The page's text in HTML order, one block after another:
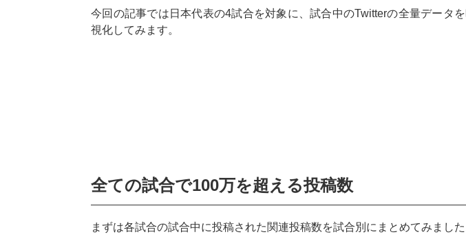
今回の記事では日本代表の4試合を対象に、試合中のTwitterの全量データ
視化してみます。
全ての試合で100万を超える投稿数
まずは各試合の試合中に投稿された関連投稿数を試合別にまとめてみました